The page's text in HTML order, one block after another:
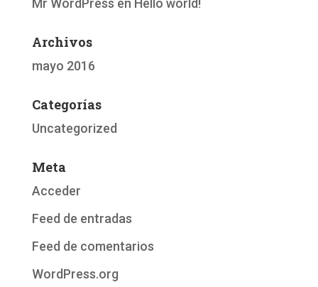
Mr WordPress en Hello world!
Archivos
mayo 2016
Categorías
Uncategorized
Meta
Acceder
Feed de entradas
Feed de comentarios
WordPress.org